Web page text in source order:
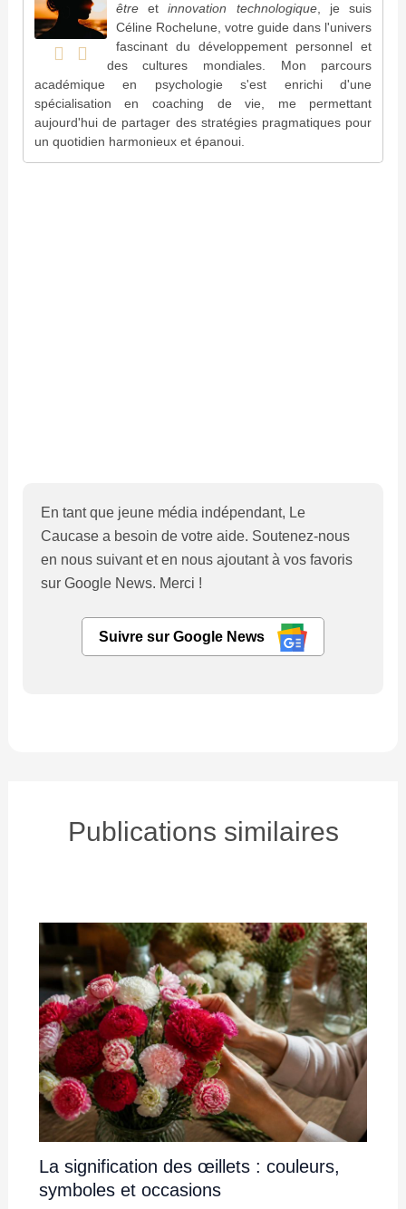
êtreetinnovation technologique, je suis
Céline Rochelune, votre guide dans l'univers
fascinant du développement personnel et
des cultures mondiales. Mon parcours
académique en psychologie s'est enrichi d'une
spécialisation en coaching de vie, me permettant
aujourd'hui de partager des stratégies pragmatiques pour
un quotidien harmonieux et épanoui.
En tant que jeune média indépendant, Le
Caucase a besoin de votre aide. Soutenez-nous
en nous suivant et en nous ajoutant à vos favoris
sur Google News. Merci !
Suivre sur Google News
Publications similaires
La signification des œillets : couleurs,
symboles et occasions